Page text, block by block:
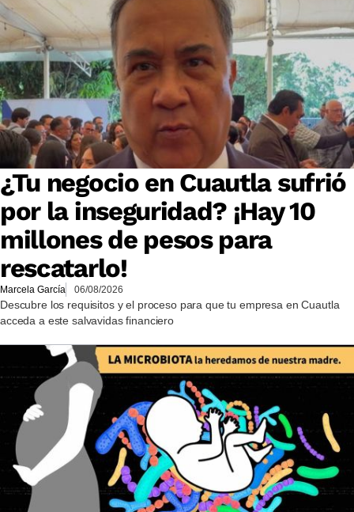
¿Tu negocio en Cuautla sufrió
por la inseguridad? ¡Hay 10
millones de pesos para
rescatarlo!
Marcela García 06/08/2026
Descubre los requisitos y el proceso para que tu empresa en Cuautla
acceda a este salvavidas financiero